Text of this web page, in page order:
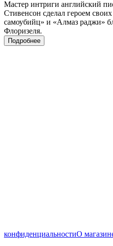
Мастер интриги английский
Стивенсон сделал героем
самоубийц» и «Алмаз раджи»
Флоризеля.
Подробнее
конфиденциальностиО